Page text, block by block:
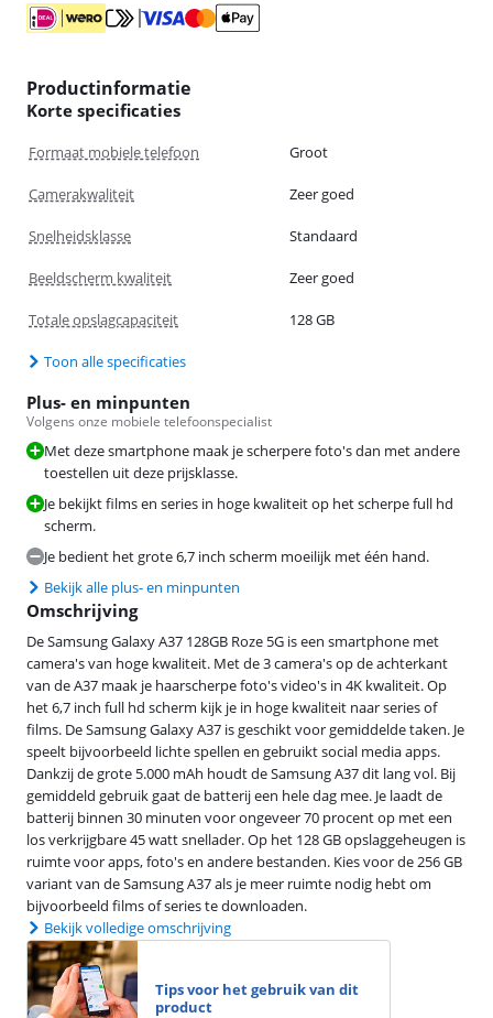
Productinformatie
Korte specificaties
Formaat mobiele telefoon Groot
Camerakwaliteit Zeer goed
Snelheidsklasse Standaard
Beeldscherm kwaliteit Zeer goed
Totale opslagcapaciteit 128 GB
Toon alle specificaties
Plus- en minpunten
Volgens onze mobiele telefoonspecialist
Met deze smartphone maak je scherpere foto's dan met andere
toestellen uit deze prijsklasse.
Je bekijkt films en series in hoge kwaliteit op het scherpe full hd
scherm.
Je bedient het grote 6,7 inch scherm moeilijk met één hand.
Bekijk alle plus- en minpunten
Omschrijving
De Samsung Galaxy A37 128GB Roze 5G is een smartphone met
camera's van hoge kwaliteit. Met de 3 camera's op de achterkant
van de A37 maak je haarscherpe foto's video's in 4K kwaliteit. Op
het 6,7 inch full hd scherm kijk je in hoge kwaliteit naar series of
films. De Samsung Galaxy A37 is geschikt voor gemiddelde taken. Je
speelt bijvoorbeeld lichte spellen en gebruikt social media apps.
Dankzij de grote 5.000 mAh houdt de Samsung A37 dit lang vol. Bij
gemiddeld gebruik gaat de batterij een hele dag mee. Je laadt de
batterij binnen 30 minuten voor ongeveer 70 procent op met een
los verkrijgbare 45 watt snellader. Op het 128 GB opslaggeheugen is
ruimte voor apps, foto's en andere bestanden. Kies voor de 256 GB
variant van de Samsung A37 als je meer ruimte nodig hebt om
bijvoorbeeld films of series te downloaden.
Bekijk volledige omschrijving
Tips voor het gebruik van dit
product